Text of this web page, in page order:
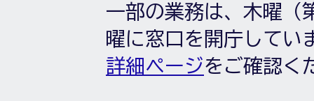
一部の業務は、木曜（
曜に窓口を開庁してい
詳細ページをご確認く